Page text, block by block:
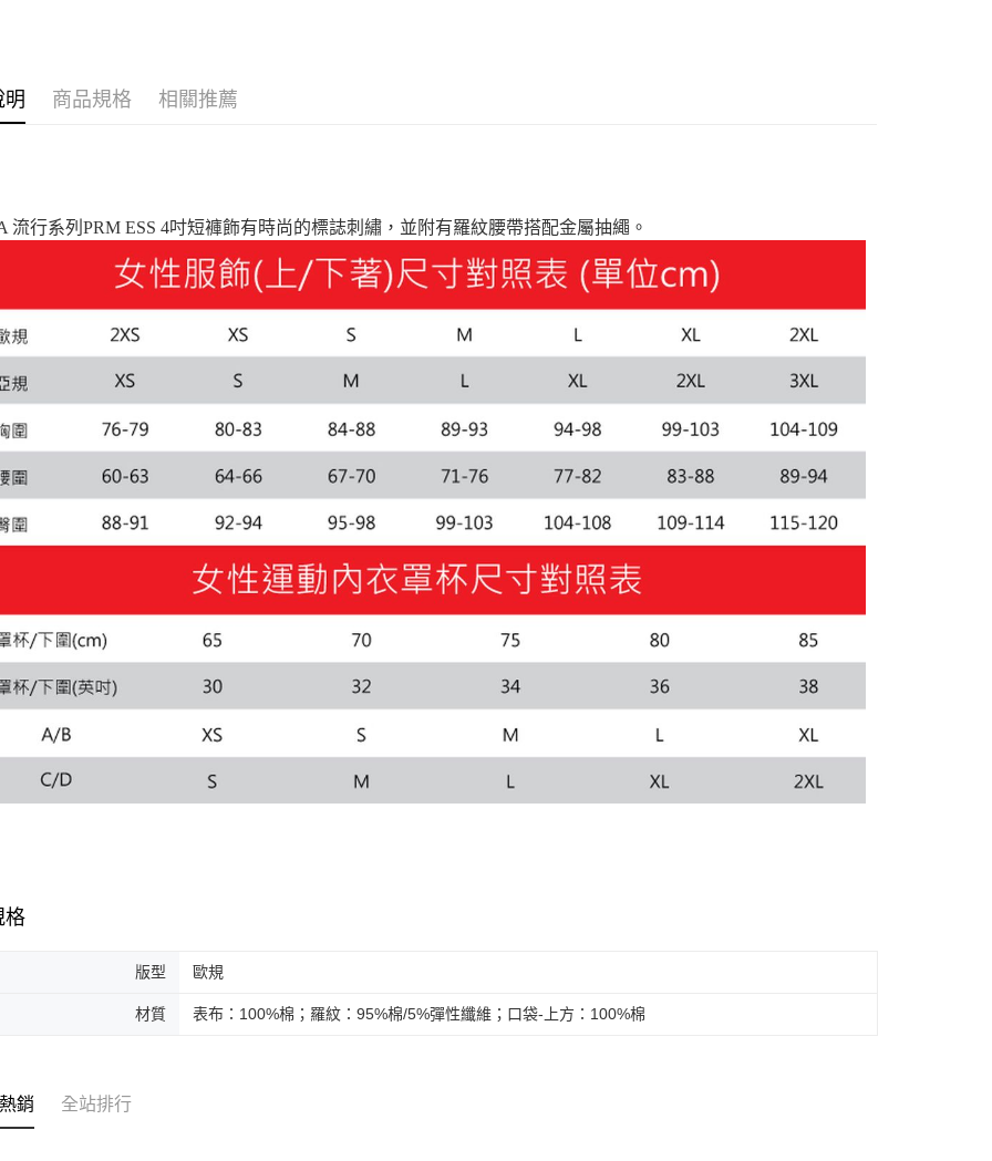
每筆NT$180
明 商品規格 相關推薦
流行系列PRM ESS 4吋短褲飾有時尚的標誌刺繡，並附有羅紋腰帶搭配金屬抽繩。
格
版型 歐規
材質 表布：100%棉；羅紋：95%棉/5%彈性纖維；口袋-上方：100%棉
銷 全站排行